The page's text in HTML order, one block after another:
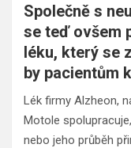
Společně s
se teď ovšem
léku, který se
by pacientům
Lék firmy Alzheon,
Motole
nebo jeho průběh